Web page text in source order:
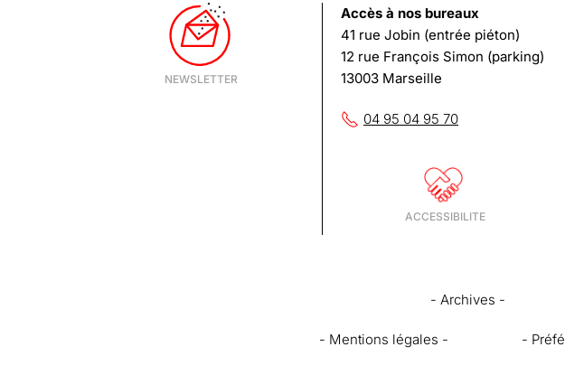
Accès à nos bureaux
41 rue Jobin (entrée piéton)
12 rue François Simon (parking)
13003 Marseille
04 95 04 95 70
- Archives -
- Mentions légales - -